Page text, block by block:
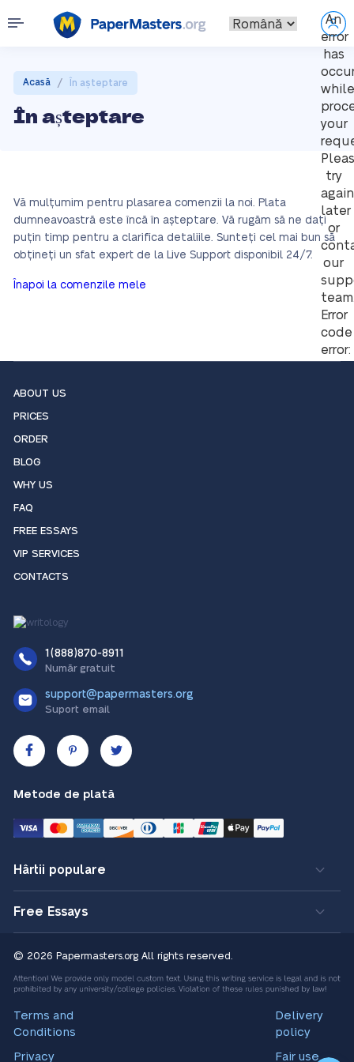
An
error
has
while
your
try
again
later
or
our
Error
code
error:
Acasă / În așteptare
În așteptare
Vă mulțumim pentru plasarea comenzii la noi. Plata
dumneavoastră este încă în așteptare. Vă rugăm să ne dați
puțin timp pentru a clarifica detaliile. Sunteți cel mai bun să
obțineți un sfat expert de la Live Support disponibil 24/7.
Înapoi la comenzile mele
ABOUT US
PRICES
ORDER
BLOG
WHY US
FAQ
FREE ESSAYS
VIP SERVICES
CONTACTS
1(888)870-8911
Număr gratuit
support@papermasters.org
Suport email
Metode de plată
Hârtii populare
Free Essays
© 2026 Papermasters.org All rights reserved.
Terms and
Conditions
Privacy
Delivery
policy
Fair use